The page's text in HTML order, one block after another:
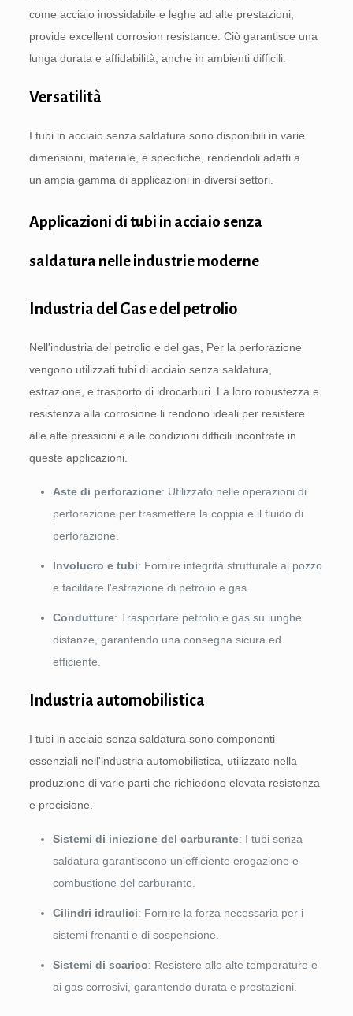
come acciaio inossidabile e leghe ad alte prestazioni,
provide excellent corrosion resistance . Ciò garantisce una
lunga durata e affidabilità, anche in ambienti difficili.
Versatilità
I tubi in acciaio senza saldatura sono disponibili in varie
dimensioni, materiale, e specifiche, rendendoli adatti a
un’ampia gamma di applicazioni in diversi settori.
Applicazioni di tubi in acciaio senza
saldatura nelle industrie moderne
Industria del Gas e del petrolio
Nell'industria del petrolio e del gas, Per la perforazione
vengono utilizzati tubi di acciaio senza saldatura,
estrazione, e trasporto di idrocarburi. La loro robustezza e
resistenza alla corrosione li rendono ideali per resistere
alle alte pressioni e alle condizioni difficili incontrate in
queste applicazioni.
Aste di perforazione: Utilizzato nelle operazioni di
perforazione per trasmettere la coppia e il fluido di
perforazione.
Involucro e tubi: Fornire integrità strutturale al pozzo
e facilitare l'estrazione di petrolio e gas.
Condutture: Trasportare petrolio e gas su lunghe
distanze, garantendo una consegna sicura ed
efficiente.
Industria automobilistica
I tubi in acciaio senza saldatura sono componenti
essenziali nell'industria automobilistica, utilizzato nella
produzione di varie parti che richiedono elevata resistenza
e precisione.
Sistemi di iniezione del carburante: I tubi senza
saldatura garantiscono un'efficiente erogazione e
combustione del carburante.
Cilindri idraulici: Fornire la forza necessaria per i
sistemi frenanti e di sospensione.
Sistemi di scarico: Resistere alle alte temperature e
ai gas corrosivi, garantendo durata e prestazioni.